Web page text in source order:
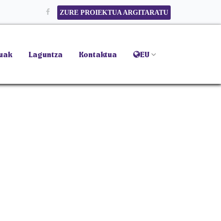
ZURE PROIEKTUA ARGITARATU
Laguntza Kontaktua EU